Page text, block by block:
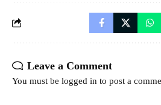
Leave a Comment
You must be logged in to post a